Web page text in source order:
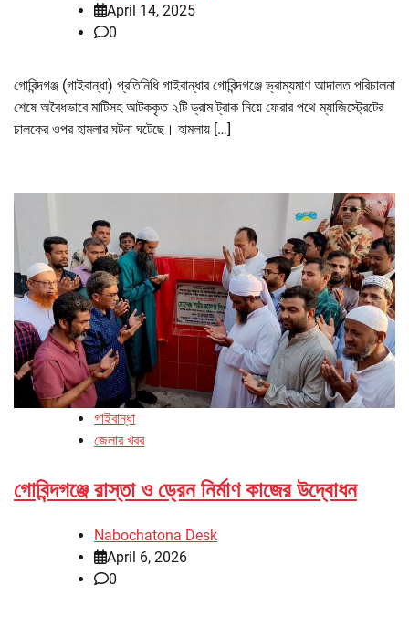
April 14, 2025
0
গোবিন্দগঞ্জ (গাইবান্ধা) প্রতিনিধি গাইবান্ধার গোবিন্দগঞ্জে ভ্রাম্যমাণ আদালত পরিচালনা
শেষে অবৈধভাবে মাটিসহ আটককৃত ২টি ড্রাম ট্রাক নিয়ে ফেরার পথে ম্যাজিস্ট্রেটের
চালকের ওপর হামলার ঘটনা ঘটেছে। হামলায় […]
গাইবান্ধা
জেলার খবর
গোবিন্দগঞ্জে রাস্তা ও ড্রেন নির্মাণ কাজের উদ্বোধন
Nabochatona Desk
April 6, 2026
0